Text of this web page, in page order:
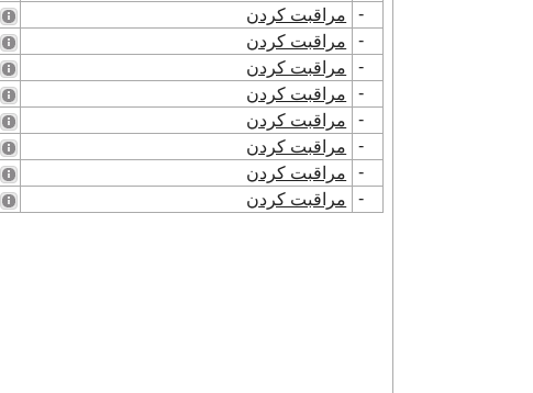
مراقبت کردن
-
مراقبت کردن
-
مراقبت کردن
-
مراقبت کردن
-
مراقبت کردن
-
مراقبت کردن
-
مراقبت کردن
-
مراقبت کردن -